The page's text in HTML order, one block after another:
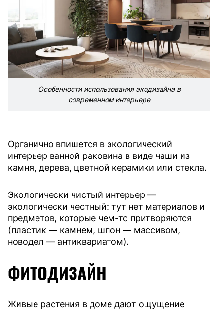
Особенности использования экодизайна в
современном интерьере
Органично впишется в экологический
интерьер ванной раковина в виде чаши из
камня, дерева, цветной керамики или стекла.
Экологически чистый интерьер —
экологически честный: тут нет материалов и
предметов, которые чем-то притворяются
(пластик — камнем, шпон — массивом,
новодел — антиквариатом).
ФИТОДИЗАЙН
Живые растения в доме дают ощущение